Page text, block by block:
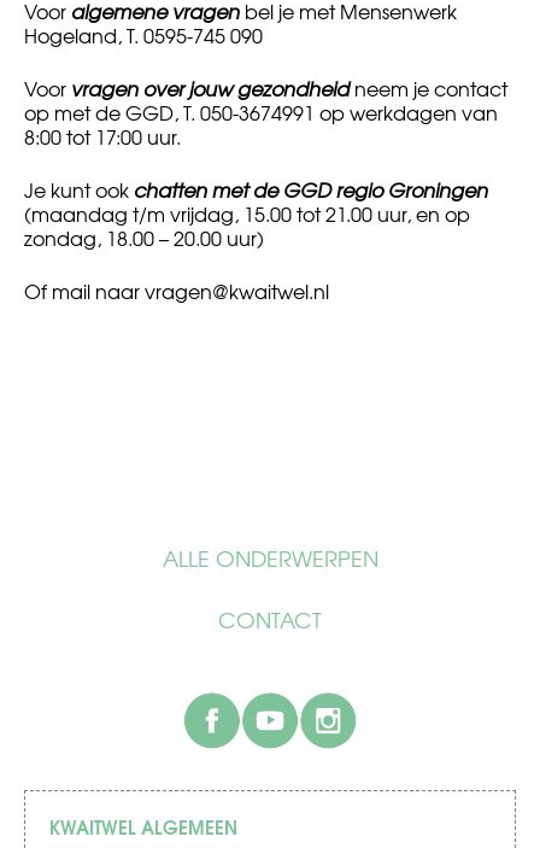
ALLE ONDERWERPEN
CONTACT
facebook
Voor algemene vragen bel je met Mensenwerk
Hogeland, T. 0595-745 090
Voor vragen over jouw gezondheidneem je contact
op met de GGD, T. 050-3674991 op werkdagen van
8:00 tot 17:00 uur.
Je kunt ook chatten met de GGD regio Groningen
(maandag t/m vrijdag, 15.00 tot 21.00 uur, en op
zondag, 18.00 – 20.00 uur)
Of mail naarvragen@kwaitwel.nl
KWAITWEL ALGEMEEN